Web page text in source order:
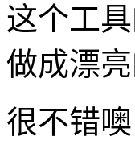
这个工
做成漂
很不错